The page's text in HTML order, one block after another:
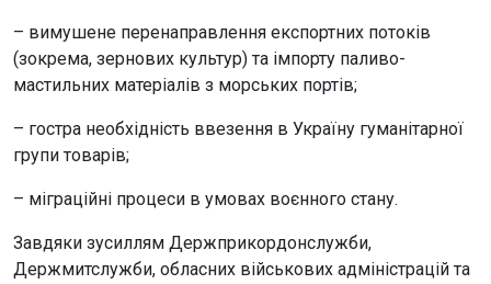
– вимушене перенаправлення експортних потоків
(зокрема, зернових культур) та імпорту паливо-
мастильних матеріалів з морських портів;
– гостра необхідність ввезення в Україну гуманітарної
групи товарів;
– міграційні процеси в умовах воєнного стану.
Завдяки зусиллям Держприкордонслужби,
Держмитслужби, обласних військових адміністрацій та